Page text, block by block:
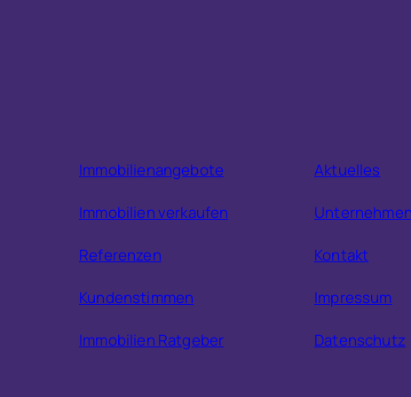
Immobilienangebote
Immobilien verkaufen
Referenzen
Kundenstimmen
Immobilien Ratgeber
Aktuelles
Kontakt
Impressum
Datenschutz